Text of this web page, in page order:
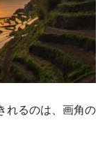
れるのは、画角の